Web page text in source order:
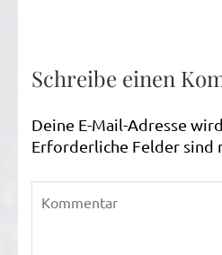
Schreibe einen
Deine E-Mail-Adresse
Erforderliche Felder sind